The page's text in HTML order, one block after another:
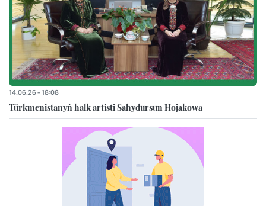
14.06.26 - 18:08
Türkmenistanyň halk artisti Sahydursun Hojakowa